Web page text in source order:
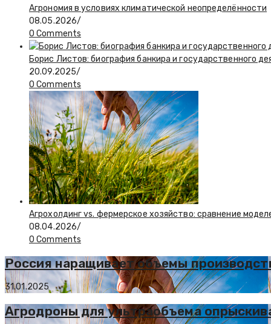
Агрономия в условиях климатической неопределённости
08.05.2026/
0 Comments
Борис Листов: биография банкира и государственного
20.09.2025/
0 Comments
Агрохолдинг vs. фермерское хозяйство: сравнение
08.04.2026/
0 Comments
Россия наращивает объемы
31.01.2025
Агродроны для ультраобъема